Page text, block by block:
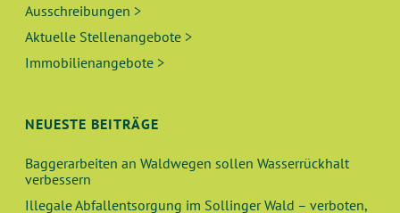
Ausschreibungen >
Aktuelle Stellenangebote >
Immobilienangebote >
NEUESTE BEITRÄGE
Baggerarbeiten an Waldwegen sollen Wasserrückhalt
verbessern
Illegale Abfallentsorgung im Sollinger Wald – verboten,